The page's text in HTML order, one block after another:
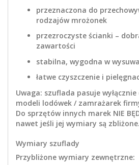
przeznaczona do
rodzajów mrożonek
przezroczyste ścianki –
zawartości
stabilna, wygodna w
łatwe czyszczenie i
Uwaga: szuflada pasuje
modeli lodówek / zamrażarek
Do sprzętów innych marek NIE
nawet jeśli jej wymiary są zbliżone.
Wymiary szuflady
Przybliżone wymiary zewnętrzne: